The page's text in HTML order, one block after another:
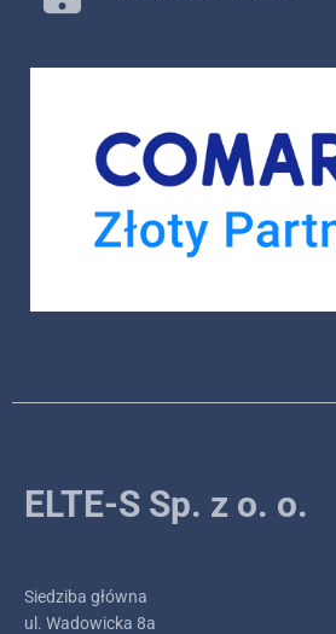
ELTE-S Sp. z o. o.
Siedziba główna
ul. Wadowicka 8a